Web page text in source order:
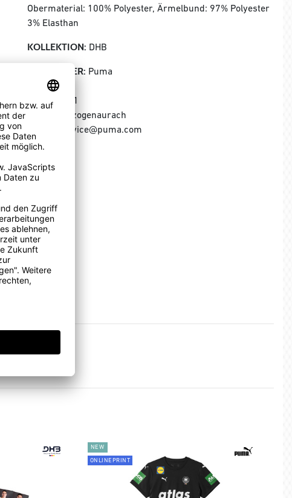
Obermaterial: 100% Polyester, Ärmelbund: 97% Polyester
3% Elasthan
KOLLEKTION: DHB
HERSTELLER: Puma
Puma SE
Puma Way 1
91074 Herzogenaurach
E-Mail: service@puma.com
NEW
ONLINEPRINT